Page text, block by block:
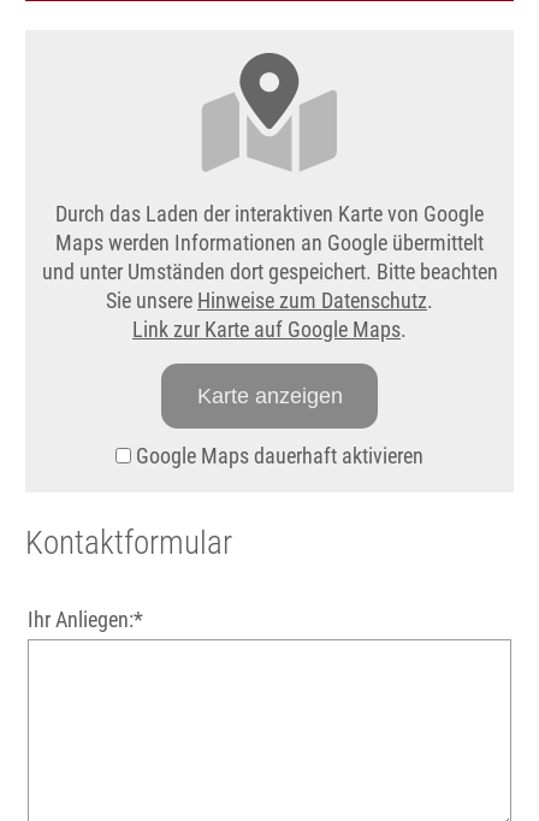
Durch das Laden der interaktiven Karte von Google
Maps werden Informationen an Google übermittelt
und unter Umständen dort gespeichert. Bitte beachten
Sie unsere Hinweise zum Datenschutz.
Link zur Karte auf Google Maps.
Karte anzeigen
Google Maps dauerhaft aktivieren
Kontaktformular
Ihr Anliegen:*